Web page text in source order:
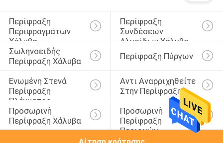
Περίφραξη
Περιφραγμάτων
Χάλυβα
Περίφραξη
Συνδέσεων
Αλυσίδων Χάλυβα
Σωληνοειδής
Περίφραξη Χάλυβα
Περίφραξη Πύργων
Ενωμένη Στενά
Περίφραξη
Πλέγματος
Καλωδίων
Αντι Αναρριχηθείτε
Στην Περίφραξη
Προσωρινή
Περίφραξη Χάλυβα
Προσωρινή
Περίφραξη
Περιοχών